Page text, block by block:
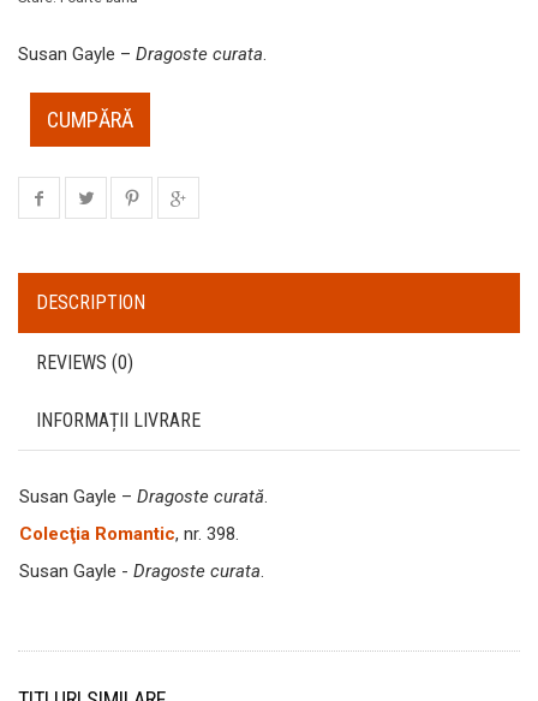
Susan Gayle – Dragoste curata.
CUMPĂRĂ
DESCRIPTION
REVIEWS (0)
INFORMAȚII LIVRARE
Susan Gayle – Dragoste curată.
Colecţia Romantic, nr. 398.
Susan Gayle - Dragoste curata.